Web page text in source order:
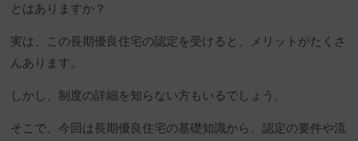
とはありますか？
実は、この長期優良住宅の認定を受けると、メリットがたくさ
んあります。
しかし、制度の詳細を知らない方もいるでしょう。
そこで、今回は長期優良住宅の基礎知識から、認定の要件や流